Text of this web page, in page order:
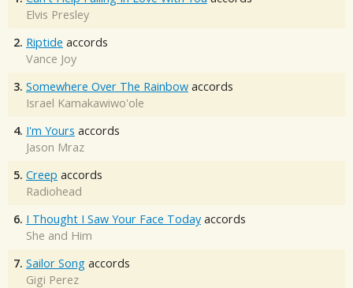
Elvis Presley
2. Riptide accords
Vance Joy
3. Somewhere Over The Rainbow accords
Israel Kamakawiwo'ole
4. I'm Yours accords
Jason Mraz
5. Creep accords
Radiohead
6. I Thought I Saw Your Face Today accords
She and Him
7. Sailor Song accords
Gigi Perez